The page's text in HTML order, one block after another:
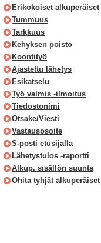
Erikokoiset alkuperäiset
Tummuus
Tarkkuus
Kehyksen poisto
Koontityö
Ajastettu lähetys
Esikatselu
Työ valmis -ilmoitus
Tiedostonimi
Otsake/Viesti
Vastausosoite
S-posti etusijalla
Lähetystulos -raportti
Alkup. sisällön suunta
Ohita tyhjät alkuperäiset